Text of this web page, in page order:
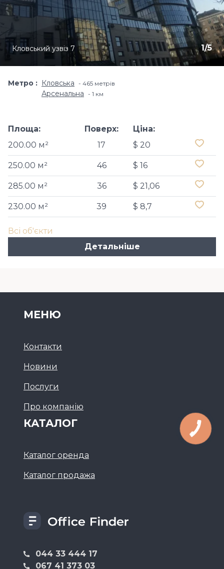
1/5
Кловський узвіз 7
Метро Кловська 465 метрів
Арсенальна 1 км
Площа:
200.00 м²
Поверх:
17
Ціна:
$ 20
250.00 м² 46 $ 16
285.00 м² 36 $ 21,06
230.00 м² 39 $ 8,7
Всі об'єкти
Детальніше
044 33 444 17
067 41 373 03
МЕНЮ
Контакти
Новини
Послуги
Про компанію
КАТАЛОГ
Каталог оренда
Каталог продажа